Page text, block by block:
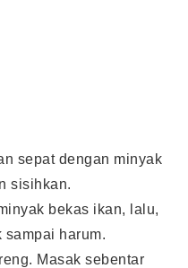
sepat dengan minyak
sisihkan.
bekas ikan, lalu,
sampai harum.
Masak sebentar